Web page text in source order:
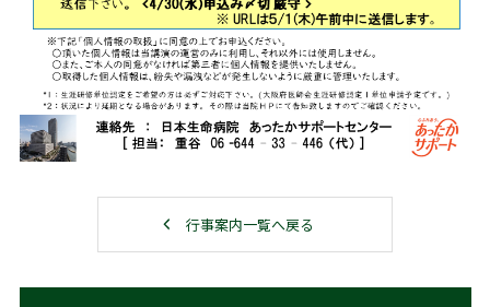
行事案内一覧へ戻る